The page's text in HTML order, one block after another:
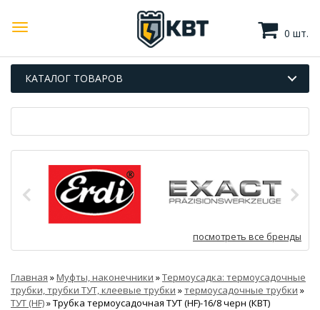
0 шт.
КАТАЛОГ ТОВАРОВ
посмотреть все бренды
Главная »Муфты, наконечники »Термоусадка: термоусадочные
трубки, трубки ТУТ, клеевые трубки »термоусадочные трубки »
ТУТ (HF)»Трубка термоусадочная ТУТ (HF)-16/8 черн (КВТ)